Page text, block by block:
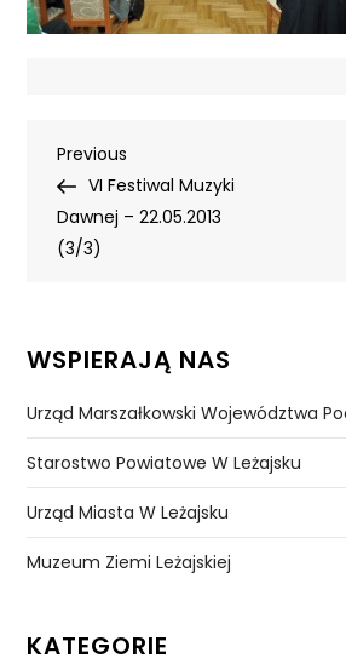
Nawigacja
wpisu
Previous
Post
Previous
VI Festiwal Muzyki
Dawnej – 22.05.2013
(3/3)
WSPIERAJĄ NAS
Urząd Marszałkowski Województwa
Starostwo Powiatowe W Leżajsku
Urząd Miasta W Leżajsku
Muzeum Ziemi Leżajskiej
KATEGORIE